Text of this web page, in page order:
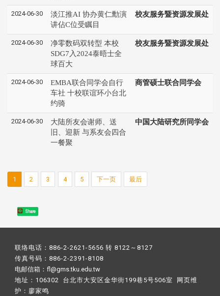
2024-06-30
淡江推AI 协办黄仁勳演
讲佔C位受瞩目
校友服务暨资源发展处
2024-06-30
净零数码双转型 本校
SDG7入2024泰晤士全
球百大
校友服务暨资源发展处
2024-06-30
EMBA联合同学会自行
车社 十校联谊环小台北
约骑
商管硕士联合同学会
2024-06-30
大陆所友会谢师、送
旧、迎新 与系友会四合
一餐聚
中国大陆研究所同学会
1 2 3 4 5 下一页 最后
Share
联络电话：886-2-2621-5656 转 8122～8127
传真号码：886-2-2391-8108
电邮信箱：fl@gms.tku.edu.tw
地址：106302 台北市大安区金华街199巷5号506室 网页维
护： 廖家鸣​